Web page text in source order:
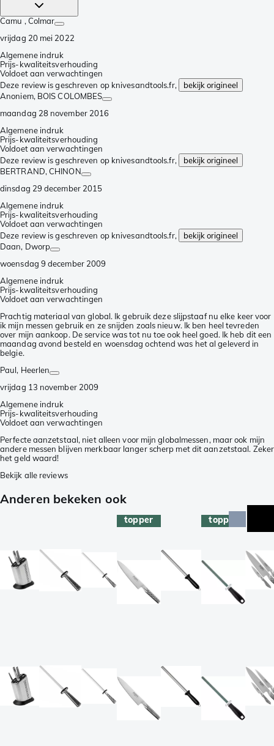
Camu , Colmar
vrijdag 20 mei 2022
Algemene indruk
Prijs-kwaliteitsverhouding
Voldoet aan verwachtingen
Deze review is geschreven op knivesandtools.fr,
bekijk origineel
Anoniem, BOIS COLOMBES
maandag 28 november 2016
Algemene indruk
Prijs-kwaliteitsverhouding
Voldoet aan verwachtingen
Deze review is geschreven op knivesandtools.fr,
bekijk origineel
BERTRAND, CHINON
dinsdag 29 december 2015
Algemene indruk
Prijs-kwaliteitsverhouding
Voldoet aan verwachtingen
Deze review is geschreven op knivesandtools.fr,
bekijk origineel
Daan, Dworp
woensdag 9 december 2009
Algemene indruk
Prijs-kwaliteitsverhouding
Voldoet aan verwachtingen
Prachtig materiaal van global. Ik gebruik deze slijpstaaf nu elke keer voor
ik mijn messen gebruik en ze snijden zoals nieuw. Ik ben heel tevreden
over mijn aankoop. De service was tot nu toe ook heel goed. Ik heb dit een
maandag avond besteld en woensdag ochtend was het al geleverd in
belgie.
Paul, Heerlen
vrijdag 13 november 2009
Algemene indruk
Prijs-kwaliteitsverhouding
Voldoet aan verwachtingen
Perfecte aanzetstaal, niet alleen voor mijn globalmessen, maar ook mijn
andere messen blijven merkbaar langer scherp met dit aanzetstaal. Zeker
het geld waard!
Bekijk alle reviews
Anderen bekeken ook
topper topper